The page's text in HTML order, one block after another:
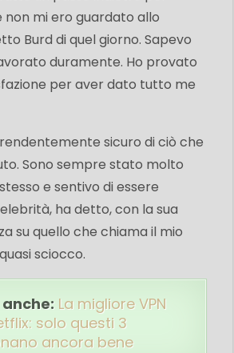
mi ero guardato allo
Burd di quel giorno. Sapevo
duramente. Ho provato
per aver dato tutto me
sicuro di ciò che
Sono sempre stato molto
e sentivo di essere
ha detto, con la sua
su quello che chiama il mio
sciocco.
La migliore VPN
solo questi 3
ancora bene